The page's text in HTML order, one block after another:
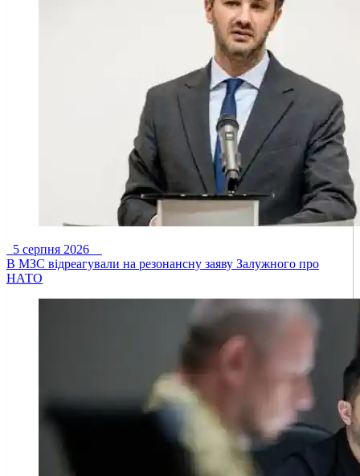
5 серпня 2026
В МЗС відреагували на резонансну заяву Залужного про
НАТО